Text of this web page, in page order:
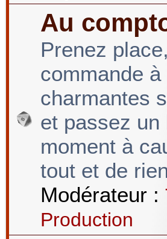
Au
Prenez
commande à
charmantes
et passez un
moment à
tout et de
Modérateur :
Production